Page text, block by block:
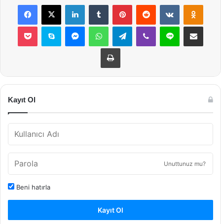
Facebook
X LinkedInTumblr PinterestReddit VKontakte
Pocket Skype MessengerWhatsAppTelegramViber Line E-Posta ile
Yazdır
Kayıt Ol
Unuttunuz mu?
Beni hatırla
Kayıt Ol